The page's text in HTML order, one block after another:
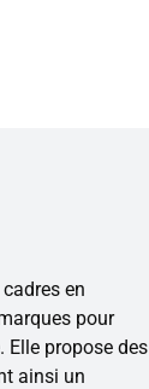
en
pour
Elle propose des
ainsi un